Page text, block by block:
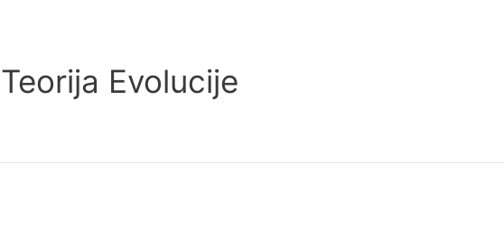
Teorija Evolucije